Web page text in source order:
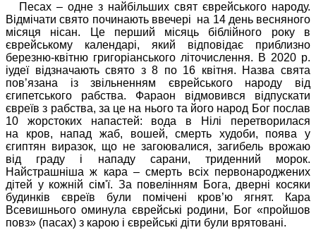
Песах – одне з найбільших свят єврейського народу.
Відмічати свято починають ввечері на 14 день весняного
місяця нісан. Це перший місяць біблійного року в
єврейському календарі, який відповідає приблизно
березню-квітню григоріанського літочислення. В 2020 р.
іудеї відзначають свято з 8 по 16 квітня. Назва свята
пов’язана із звільненням єврейського народу від
єгипетського рабства. Фараон відмовився відпускати
євреїв з рабства, за це на нього та його народ Бог послав
10 жорстоких напастей: вода в Нілі перетворилася
на кров, напад жаб, вошей, смерть худоби, поява у
єгиптян виразок, що не загоювалися, загибель врожаю
від граду і нападу сарани, триденний морок.
Найстрашніша ж кара – смерть всіх первонароджених
дітей у кожній сім'ї. За повелінням Бога, дверні косяки
будинків євреїв були помічені кров’ю ягнят. Кара
Всевишнього оминула єврейські родини, Бог «пройшов
повз» (пасах) з карою і єврейські діти були врятовані.